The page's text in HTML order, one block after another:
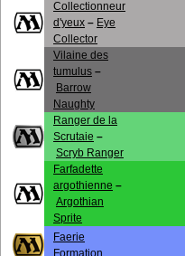
Collectionneur
d'yeux – Eye
Collector
Vilaine des
tumulus –
Barrow
Naughty
Ranger de la
Scrutaie –
Scryb Ranger
Farfadette
argothienne –
Argothian
Sprite
Faerie
Formation